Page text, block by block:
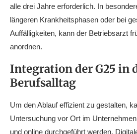
alle drei Jahre erforderlich. In
längeren Krankheitsphasen oder bei
Auffälligkeiten, kann der Betriebsarzt
anordnen.
Integration der G25 in
Berufsalltag
Um den Ablauf effizient zu gestalten,
Untersuchung vor Ort im
und online durchgeführt werden.